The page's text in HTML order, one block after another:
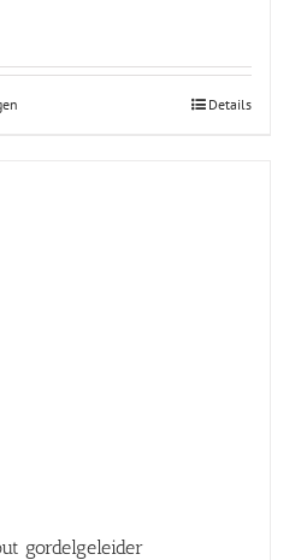
Details
gordelgeleider